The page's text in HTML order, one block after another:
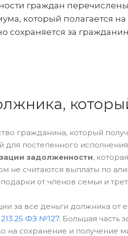
граждан
который полагается на
сохраняется за
гражданина, который
для постепенного
задолженности,
не считаются выплаты по
от членов семьи и
за все деньги должника от
213.25 ФЗ №127. Большая часть
на сохранение и получение